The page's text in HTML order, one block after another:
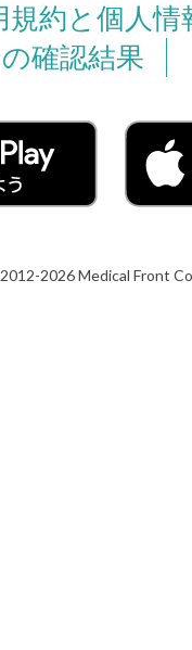
規約と個人
確認結果
2026 Medical Front